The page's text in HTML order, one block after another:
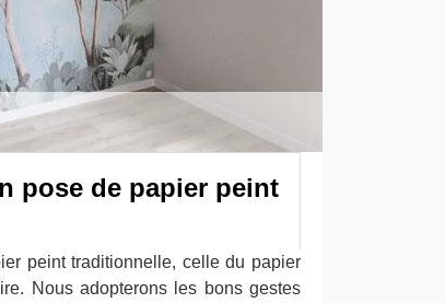
pose de papier peint
peint traditionnelle, celle du papier
Nous adopterons les bons gestes